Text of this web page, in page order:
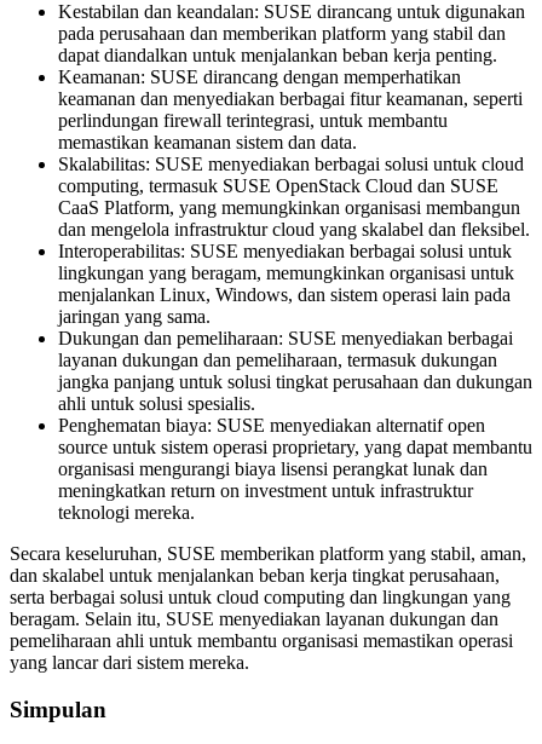
Kestabilan dan keandalan: SUSE dirancang untuk digunakan
pada perusahaan dan memberikan platform yang stabil dan
dapat diandalkan untuk menjalankan beban kerja penting.
Keamanan: SUSE dirancang dengan memperhatikan
keamanan dan menyediakan berbagai fitur keamanan, seperti
perlindungan firewall terintegrasi, untuk membantu
memastikan keamanan sistem dan data.
Skalabilitas: SUSE menyediakan berbagai solusi untuk cloud
computing, termasuk SUSE OpenStack Cloud dan SUSE
CaaS Platform, yang memungkinkan organisasi membangun
dan mengelola infrastruktur cloud yang skalabel dan fleksibel.
Interoperabilitas: SUSE menyediakan berbagai solusi untuk
lingkungan yang beragam, memungkinkan organisasi untuk
menjalankan Linux, Windows, dan sistem operasi lain pada
jaringan yang sama.
Dukungan dan pemeliharaan: SUSE menyediakan berbagai
layanan dukungan dan pemeliharaan, termasuk dukungan
jangka panjang untuk solusi tingkat perusahaan dan dukungan
ahli untuk solusi spesialis.
Penghematan biaya: SUSE menyediakan alternatif open
source untuk sistem operasi proprietary, yang dapat membantu
organisasi mengurangi biaya lisensi perangkat lunak dan
meningkatkan return on investment untuk infrastruktur
teknologi mereka.
Secara keseluruhan, SUSE memberikan platform yang stabil, aman,
dan skalabel untuk menjalankan beban kerja tingkat perusahaan,
serta berbagai solusi untuk cloud computing dan lingkungan yang
beragam. Selain itu, SUSE menyediakan layanan dukungan dan
pemeliharaan ahli untuk membantu organisasi memastikan operasi
yang lancar dari sistem mereka.
Simpulan